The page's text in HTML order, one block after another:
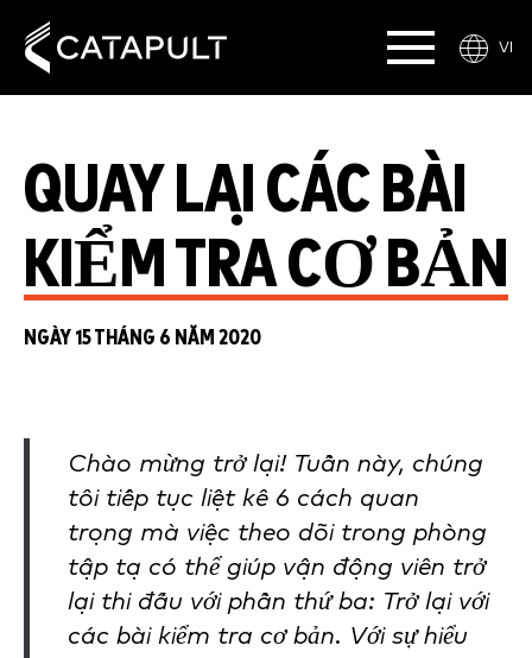
VI
QUAY LẠI CÁC BÀI
KIỂM TRA CƠ BẢN
NGÀY 15 THÁNG 6 NĂM 2020
Chào mừng trở lại! Tuần này, chúng
tôi tiếp tục liệt kê 6 cách quan
trọng mà việc theo dõi trong phòng
tập tạ có thể giúp vận động viên trở
lại thi đấu với phần thứ ba: Trở lại với
các bài kiểm tra cơ bản. Với sự hiểu